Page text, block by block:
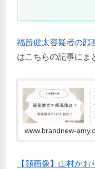
福留健太容疑者の顔
はこちらの記事にま
www.brandnew-
【顔画像】山村か